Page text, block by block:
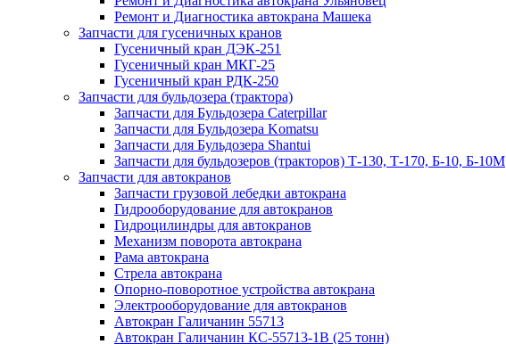
Ремонт и Диагностика автокрана Машека
Запчасти для гусеничных кранов
Гусеничный кран ДЭК-251
Гусеничный кран МКГ-25
Гусеничный кран РДК-250
Запчасти для бульдозера (трактора)
Запчасти для Бульдозера Caterpillar
Запчасти для Бульдозера Komatsu
Запчасти для Бульдозера Shantui
Запчасти для бульдозеров (тракторов) Т-130, Т-170, Б-10, Б-10М
Запчасти для автокранов
Запчасти грузовой лебедки автокрана
Гидрооборудование для автокранов
Гидроцилиндры для автокранов
Механизм поворота автокрана
Рама автокрана
Стрела автокрана
Опорно-поворотное устройства автокрана
Электрооборудование для автокранов
Автокран Галичанин 55713
Автокран Галичанин КС-55713-1В (25 тонн)